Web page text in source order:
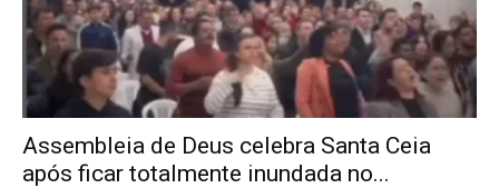
Assembleia de Deus celebra Santa Ceia
após ficar totalmente inundada no...